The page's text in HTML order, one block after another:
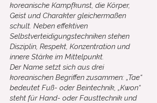
koreanische Kampfkunst, die Körper,
Geist und Charakter gleichermaßen
schult. Neben effektiven
Selbstverteidigungstechniken stehen
Disziplin, Respekt, Konzentration und
innere Stärke im Mittelpunkt.
Der Name setzt sich aus drei
koreanischen Begriffen zusammen: „Tae“
bedeutet Fuß- oder Beintechnik, „Kwon“
steht für Hand- oder Fausttechnik und